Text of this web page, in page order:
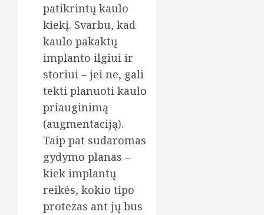
patikrintų kaulo
kiekį. Svarbu, kad
kaulo pakaktų
implanto ilgiui ir
storiui – jei ne, gali
tekti planuoti kaulo
priauginimą
(augmentaciją).
Taip pat sudaromas
gydymo planas –
kiek implantų
reikės, kokio tipo
protezas ant jų bus